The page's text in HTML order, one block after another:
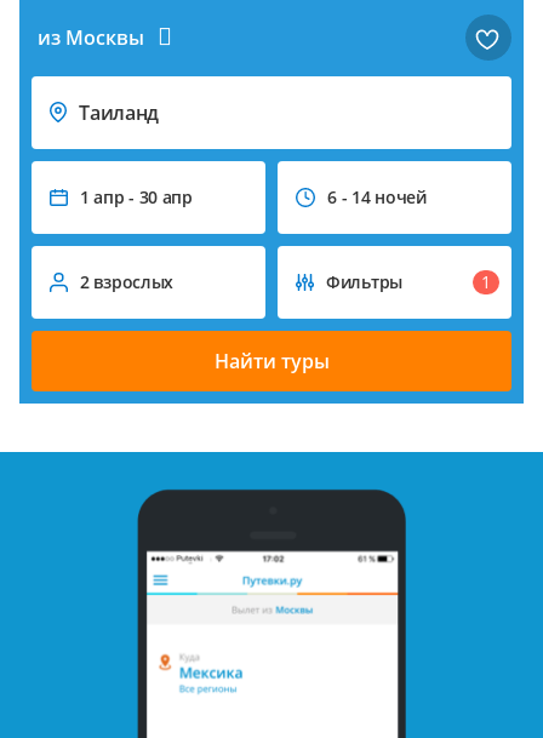
из Москвы
Таиланд
1 апр - 30 апр 6 - 14 ночей
2 взрослых Фильтры 1
Найти туры